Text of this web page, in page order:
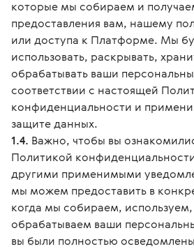
которые мы собираем и
предоставления вам, нашему
или доступа к Платформе. Мы
использовать, раскрывать,
обрабатывать ваши
соответствии с настоящей
конфиденциальности и
защите данных.
1.4. Важно, чтобы вы
Политикой
другими применимыми
мы можем предоставить в
когда мы собираем,
обрабатываем ваши
вы были полностью